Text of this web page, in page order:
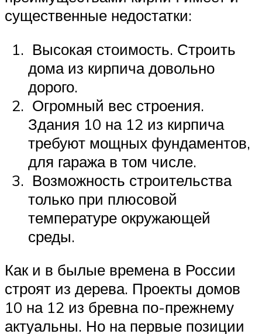
существенные недостатки:
Высокая стоимость. Строить
дома из кирпича довольно
дорого.
Огромный вес строения.
Здания 10 на 12 из кирпича
требуют мощных фундаментов,
для гаража в том числе.
Возможность строительства
только при плюсовой
температуре окружающей
среды.
Как и в былые времена в России
строят из дерева. Проекты домов
10 на 12 из бревна по-прежнему
актуальны. Но на первые позиции